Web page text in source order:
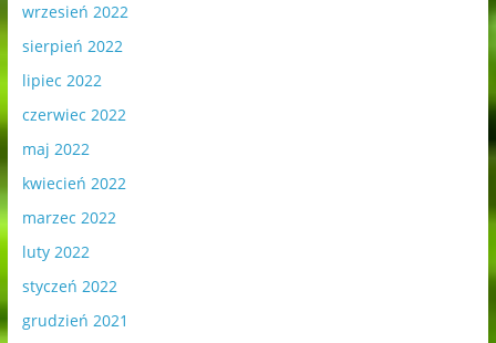
wrzesień 2022
sierpień 2022
lipiec 2022
czerwiec 2022
maj 2022
kwiecień 2022
marzec 2022
luty 2022
styczeń 2022
grudzień 2021